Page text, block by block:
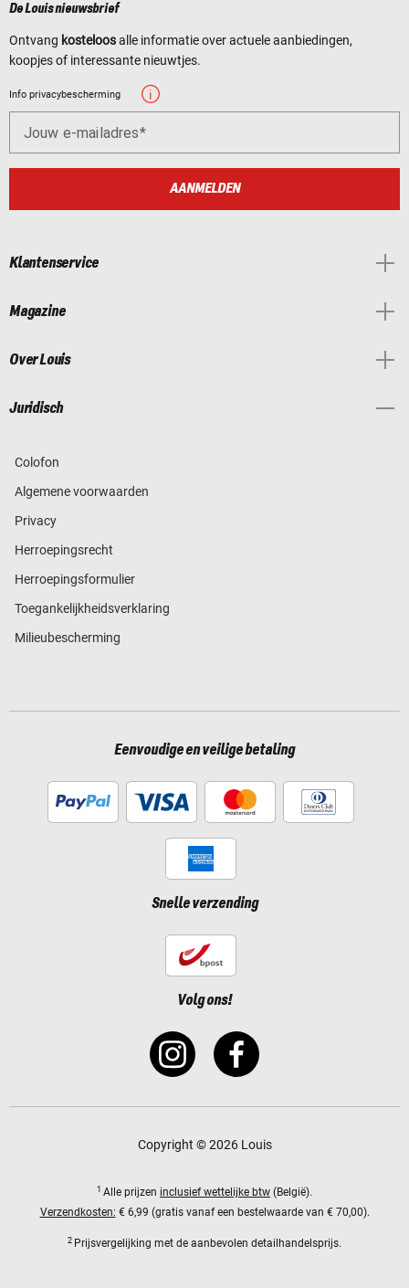
De Louis nieuwsbrief
Ontvang kosteloosalle informatie over actuele aanbiedingen,
koopjes of interessante nieuwtjes.
Info privacybescherming
Jouw e-mailadres
AANMELDEN
Klantenservice
Magazine
Over Louis
Juridisch
Colofon
Algemene voorwaarden
Privacy
Herroepingsrecht
Herroepingsformulier
Toegankelijkheidsverklaring
Milieubescherming
Eenvoudige en veilige betaling
Snelle verzending
Volg ons!
Copyright © 2026 Louis
1 Alle prijzen inclusief wettelijke btw (België).
Verzendkosten: € 6,99 (gratis vanaf een bestelwaarde van € 70,00).
2 Prijsvergelijking met de aanbevolen detailhandelsprijs.